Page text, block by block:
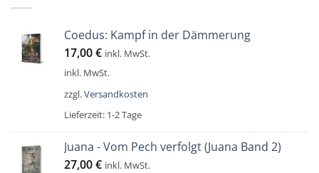
Coedus: Kampf in der Dämmerung
17,00€ inkl. MwSt.
inkl. MwSt.
zzgl.Versandkosten
Lieferzeit: 1-2 Tage
Juana - Vom Pech verfolgt (Juana Band 2)
27,00€ inkl. MwSt.